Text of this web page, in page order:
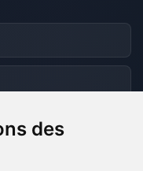
des